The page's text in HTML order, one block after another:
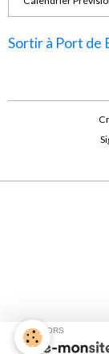
Sortir à Port de
SPONSORS